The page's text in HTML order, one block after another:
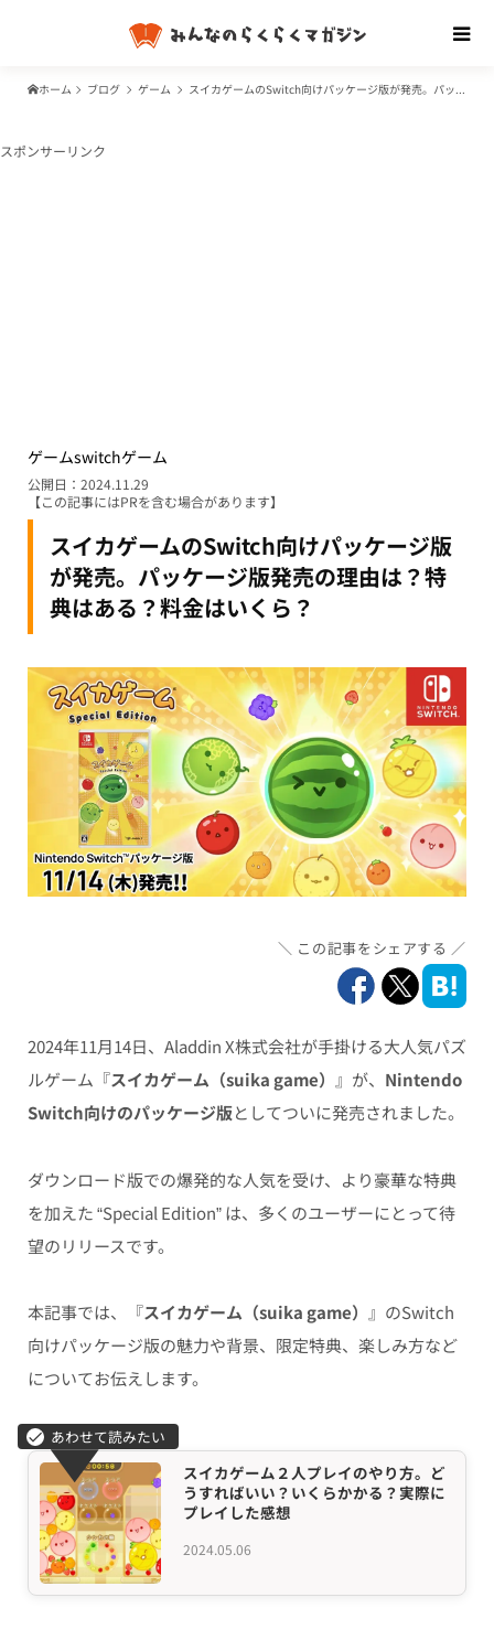
ホーム ブログ ゲーム スイカゲームのSwitch向けパッケージ版が発売。パッケージ版発売の理由は？特典はある？料金はいくら？
スポンサーリンク
ゲームswitchゲーム
スイカゲームのSwitch向けパッケージ版
が発売。パッケージ版発売の理由は？特
典はある？料金はいくら？
公開日：2024.11.29
【この記事にはPRを含む場合があります】
この記事をシェアする
2024年11月14日、Aladdin X株式会社が手掛ける大人気パズ
ルゲーム『スイカゲーム（suika game） 』が、 Nintendo
Switch向けのパッケージ版としてついに発売されました。
ダウンロード版での爆発的な人気を受け、より豪華な特典
を加えた “Special Edition” は、多くのユーザーにとって待
望のリリースです。
本記事では、『スイカゲーム（suika game）
』のSwitch
向けパッケージ版の魅力や背景、限定特典、楽しみ方など
についてお伝えします。
2024.05.06
スイカゲーム２人プレイのやり方。ど
うすればいい？いくらかかる？実際に
プレイした感想